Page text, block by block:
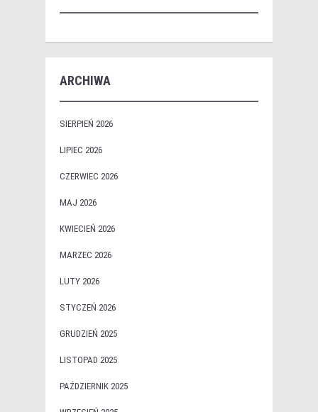
ARCHIWA
SIERPIEŃ 2026
LIPIEC 2026
CZERWIEC 2026
MAJ 2026
KWIECIEŃ 2026
MARZEC 2026
LUTY 2026
STYCZEŃ 2026
GRUDZIEŃ 2025
LISTOPAD 2025
PAŹDZIERNIK 2025